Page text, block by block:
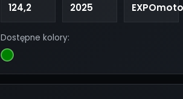
124,2 2025 EXPOmoto
Dostępne kolory: